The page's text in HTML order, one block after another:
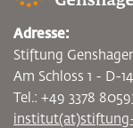
Adresse:
Stiftung
Am Schloss 1 - D-
Tel.: +49 3378